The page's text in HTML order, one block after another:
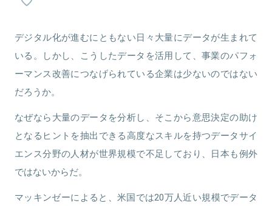
デジタル化が進むにともない日々大量にデータが生まれて
いる。しかし、こうしたデータを活用して、事業のパフォ
ーマンス改善につなげられている企業は少ないのではない
だろうか。
なぜなら大量のデータを分析し、そこから意思決定の助け
となるヒントを抽出できる高度なスキルを持つデータサイ
エンス分野の人材が世界規模で不足しており、日本も例外
ではないからだ。
マッキンゼーによると、米国では20万人近い規模でデータ